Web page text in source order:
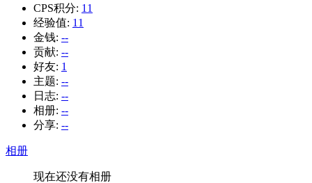
CPS积分: 11
经验值: 11
金钱: --
贡献: --
好友: 1
主题: --
日志: --
相册: --
分享: --
相册
现在还没有相册